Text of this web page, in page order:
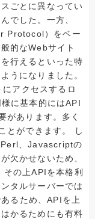
ごとに異なってい
でした。一方、
Protocol）をベー
的なWebサイト
行えるといった特
うになりました。
アクセスするロ
に基本的にはAPI
があります。多く
とができます。 し
、Javascriptの
欠かせないため、
の上APIを本格利
タルサーバーでは
るため、APIを上
かるためにも有料